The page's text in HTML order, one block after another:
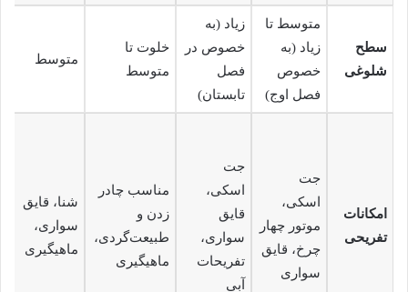
سطح
شلوغی
متوسط تا
زیاد (به
خصوص
فصل اوج)
زیاد (به
خصوص در
فصل
تابستان)
خلوت تا
متوسط
متوسط
امکانات
تفریحی
جت
اسکی،
موتور چهار
چرخ، قایق
سواری
جت
اسکی،
قایق
سواری،
تفریحات
آبی
مناسب چادر
زدن و
طبیعت‌گردی،
ماهیگیری
شنا، قایق
سواری،
ماهیگیری